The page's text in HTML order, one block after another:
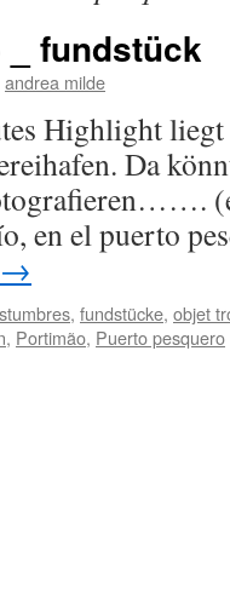
_ fundstück
andrea milde
Highlight liegt
Da
en el puerto
→
, fundstücke, objet
, Portimão, Puerto pesquero